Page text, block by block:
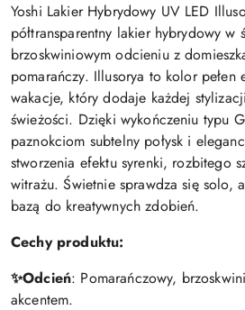
Yoshi Lakier Hybrydowy UV LED
półtransparentny lakier hybrydowy w
brzoskwiniowym odcieniu z
pomarańczy. Illusorya to kolor
wakacje, który dodaje każdej
świeżości. Dzięki wykończeniu typu
paznokciom subtelny połysk i
stworzenia efektu syrenki, rozbitego
witrażu. Świetnie sprawdza się solo,
bazą do kreatywnych zdobień.
Cechy produktu:
✨Odcień: Pomarańczowy,
akcentem.